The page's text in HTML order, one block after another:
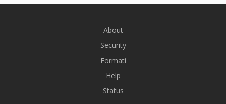
About
Security
Formati
Help
Status